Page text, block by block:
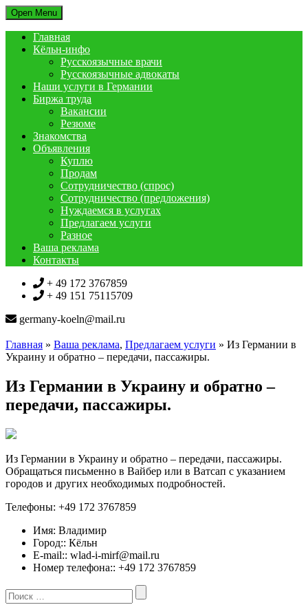
Open Menu
Главная
Кёльн-инфо
Русскоязычные врачи
Русскоязычные адвокаты
Наши услуги в Германии
Биржа труда
Вакансии
Резюме
Знакомства
Объявления
Куплю
Продам
Сотрудничество (спрос)
Сотрудничество (предложения)
Нуждаемся в услугах
Предлагаем услуги
Разное
Ваша реклама
Контакты
+ 49 172 3767859
+ 49 151 75115709
germany-koeln@mail.ru
Главная » Ваша реклама, Предлагаем услуги » Из Германии в
Украину и обратно – передачи, пассажиры.
Из Германии в Украину и обратно –
передачи, пассажиры.
Из Германии в Украину и обратно – передачи, пассажиры.
Обращаться письменно в Вайбер или в Ватсап с указанием
городов и других необходимых подробностей.
Телефоны: +49 172 3767859
Имя: Владимир
Город:: Кёльн
E-mail:: wlad-i-mirf@mail.ru
Номер телефона:: +49 172 3767859
Search
for: